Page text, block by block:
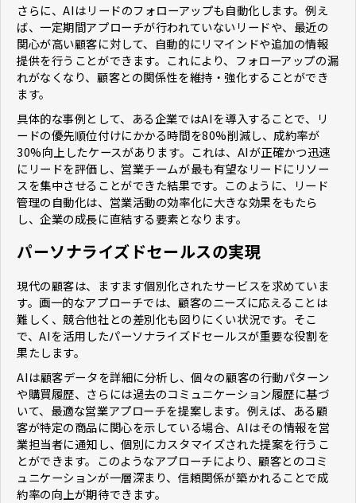
さらに、AIはリードのフォローアップも自動化します。例え
ば、一定期間アプローチが行われていないリードや、最近の
関心が高い顧客に対して、自動的にリマインドや追加の情報
提供を行うことができます。これにより、フォローアップの漏
れがなくなり、顧客との関係性を維持・強化することができ
ます。
具体的な事例として、ある企業ではAIを導入することで、リ
ードの優先順位付けにかかる時間を80%削減し、成約率が
30%向上したケースがあります。これは、AIが正確かつ迅速
にリードを評価し、営業チームが最も有望なリードにリソー
スを集中させることができた結果です。このように、リード
管理の自動化は、営業活動の効率化に大きな効果をもたら
し、企業の成長に直結する要素となります。
パーソナライズドセールスの実現
現代の顧客は、ますます個別化されたサービスを求めていま
す。画一的なアプローチでは、顧客のニーズに応えることは
難しく、競合他社との差別化も図りにくい状況です。そこ
で、AIを活用したパーソナライズドセールスが重要な役割を
果たします。
AIは顧客データを詳細に分析し、個々の顧客の行動パターン
や購買履歴、さらには過去のコミュニケーション履歴に基づ
いて、最適な営業アプローチを提案します。例えば、ある顧
客が特定の商品に関心を示している場合、AIはその情報を営
業担当者に通知し、個別にカスタマイズされた提案を行うこ
とができます。このようなアプローチにより、顧客とのコミ
ュニケーションが一層深まり、信頼関係が築かれることで成
約率の向上が期待できます。